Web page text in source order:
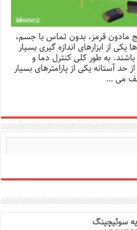
قرمز، بدون تماس با جسم،
یکی از ابزارهای اندازه گیری بسیار
به طور کلی کنترل دما و
حد آستانه یکی از پارامترهای بسیار
می …
سوئیچینگ